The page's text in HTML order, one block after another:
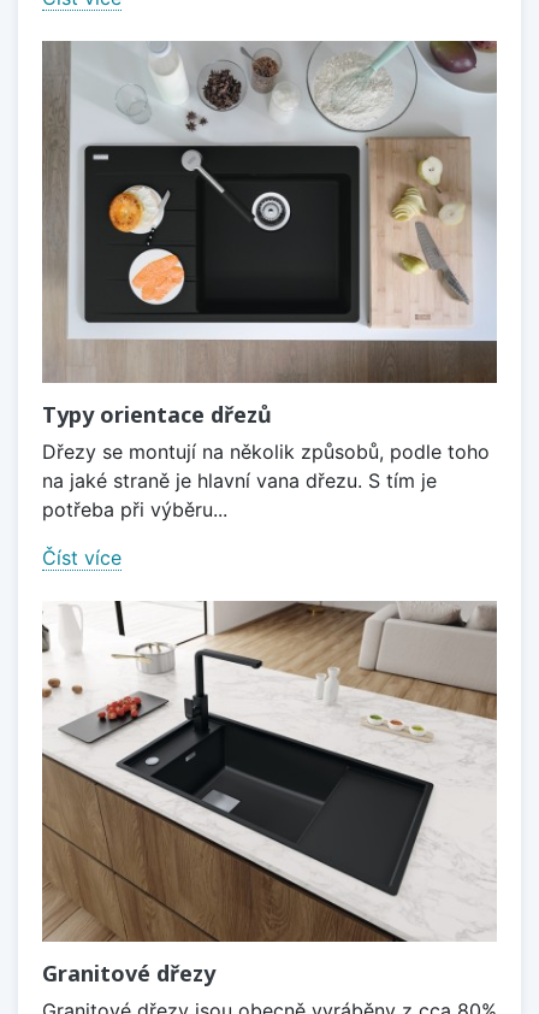
Typy orientace dřezů
Dřezy se montují na několik způsobů, podle toho
na jaké straně je hlavní vana dřezu. S tím je
potřeba při výběru...
Číst více
Granitové dřezy